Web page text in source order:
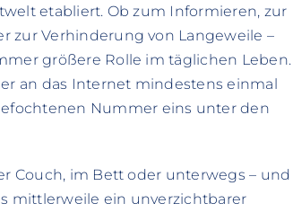
etabliert. Ob zum Informieren, zur
zur Verhinderung von Langeweile –
größere Rolle im täglichen Leben.
an das Internet mindestens einmal
Nummer eins unter den
Couch, im Bett oder unterwegs – und
mittlerweile ein unverzichtbarer